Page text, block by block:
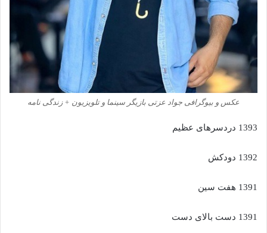
عکس و بیوگرافی جواد عزتی بازیگر سینما و تلویزیون + زندگی نامه
1393 دردسرهای عظیم
1392 دودکش
1391 هفت سین
1391 دست بالای دست